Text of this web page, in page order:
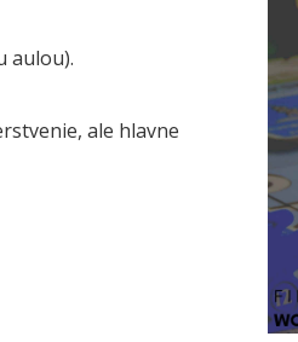
aulou).
ale hlavne